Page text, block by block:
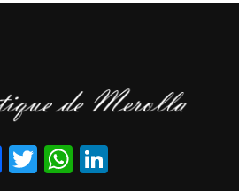
Facebook
TwitterWhatsApp